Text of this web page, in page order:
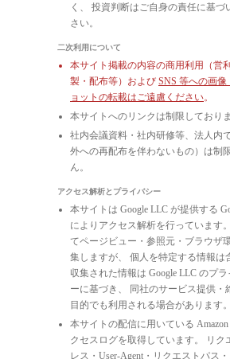
く、 投資判断はご自身の責任に基づ
さい。
二次利用について
本サイト掲載の内容の商用利用（営
製・配布等）および SNS 等への画
ョットの転載はご遠慮ください。
本サイトへのリンクは制限しておりま
社内会議資料・社内研修等、法人内
外への再配布を伴わないもの）は制
ん。
アクセス解析とプライバシー
本サイトは Google LLC が提供する
によりアクセス解析を行っています
てページビュー・参照元・ブラウザ
集しますが、 個人を特定する情報は
収集された情報は Google LLC のプ
ーに基づき、 同社のサービス提供・
目的でも利用される場合があります。
本サイトの配信に用いている Amazon
クセスログを取得しています。 リク
レス・User-Agent・リクエストパス